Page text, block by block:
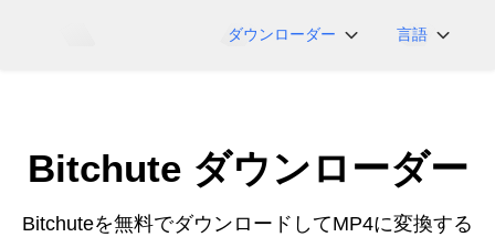
ダウンローダー
iFunny
Vimeo
OnlyFans
言語
Español
Português
Bitchute ダウンローダー
Bitchuteを無料でダウンロードしてMP4に変換する